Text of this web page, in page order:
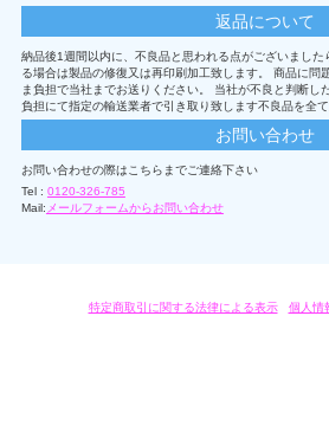
返品について
納品後1週間以内に、不良品と思われる点がございまし
る場合は製品の修復又は再印刷加工致します。 商品に問
ま負担で当社までお送りください。 当社が不良と判断し
負担にて指定の輸送業者で引き取り致します不良品を全て
お問い合わせ
お問い合わせの際はこちらまでご連絡下さい
Tel : 0120-326-785
Mail: メールフォームからお問い合わせ
特定商取引に関する法律による表示/ 個人情